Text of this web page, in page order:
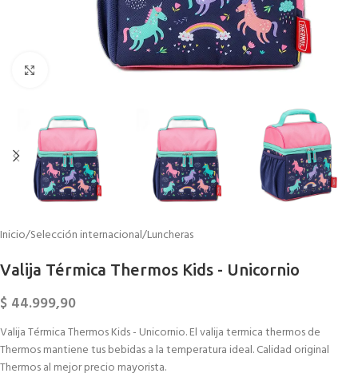
Click to enlarge
Inicio/Selección internacional/Luncheras
Valija Térmica Thermos Kids - Unicornio
$ 44.999,90
Valija Térmica Thermos Kids - Unicornio. El valija termica thermos de
Thermos mantiene tus bebidas a la temperatura ideal. Calidad original
Thermos al mejor precio mayorista.